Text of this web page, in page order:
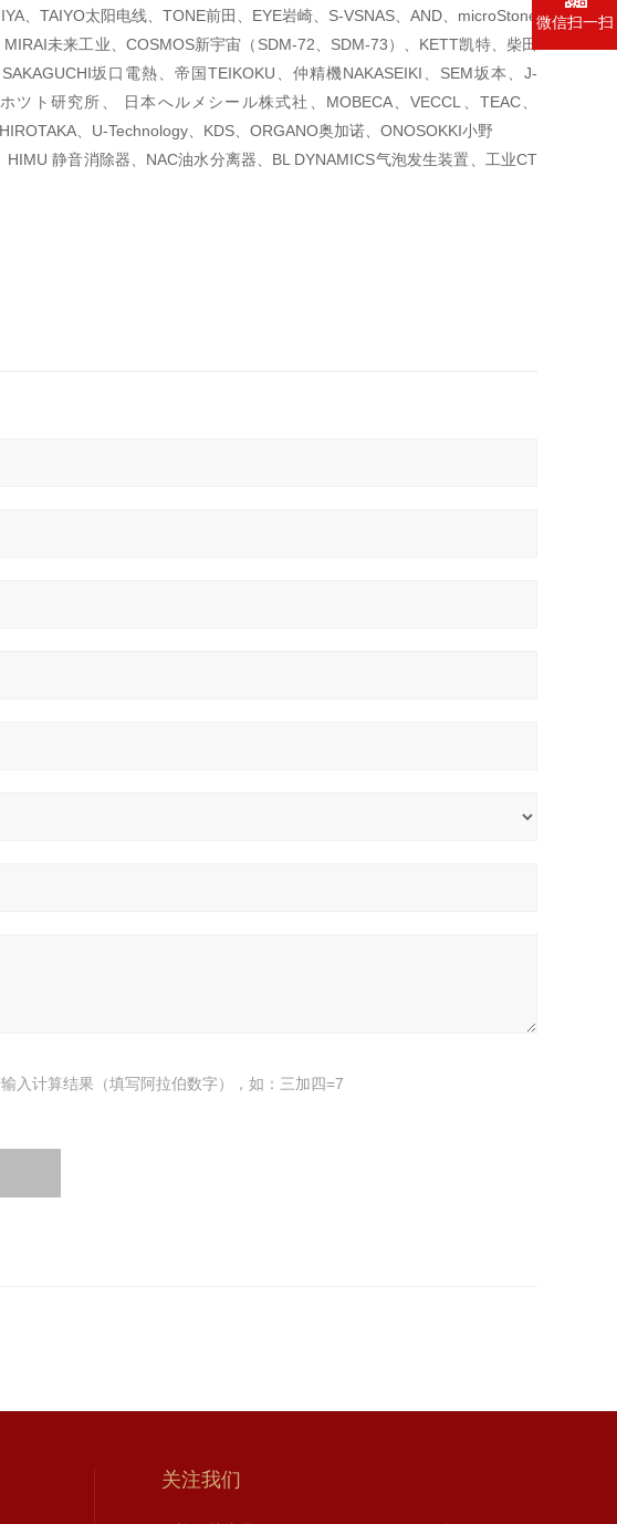
、TAIYO太阳电线、TONE前田、EYE岩崎、S-VSNAS、AND、microStone
未来工业、COSMOS新宇宙（SDM-72、SDM-73）、KETT凯特、柴田
坂口電熱、帝国TEIKOKU、仲精機NAKASEIKI、SEM坂本、J-
ツト研究所、 日本へルメシール株式社、MOBECA、VECCL、TEAC、
、U-Technology、KDS、ORGANO奥加诺、ONOSOKKI小野
静音消除器、NAC油水分离器、BL DYNAMICS气泡发生装置、工业CT
入计算结果（填写阿拉伯数字），如：三加四=7
关注我们
微信扫一扫